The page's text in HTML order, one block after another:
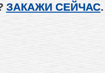
ЗАКАЖИ СЕЙЧАС.